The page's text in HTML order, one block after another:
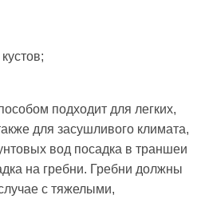
подходит для легких,
для засушливого климата,
вод посадка в траншеи
на гребни. Гребни должны
с тяжелыми,